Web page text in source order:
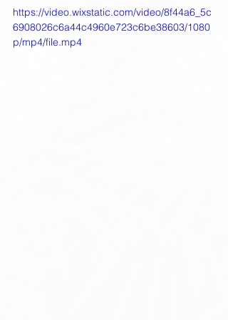
https://video.wixstatic.com/video/8f44a6_5c
6908026c6a44c4960e723c6be38603/1080
p/mp4/file.mp4